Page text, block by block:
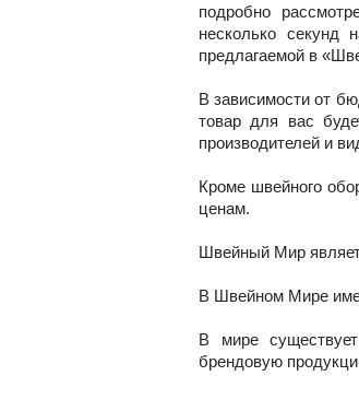
подробно
несколько секунд
предлагаемой в
В зависимости от
товар для вас
производителей и
Кроме швейного
ценам.
Швейный Мир
В Швейном Мире
В мире
брендовую